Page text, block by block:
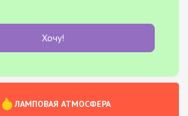
Хочу!
ЛАМПОВАЯ АТМОСФЕРА